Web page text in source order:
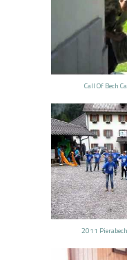
Call Of Bech
2011